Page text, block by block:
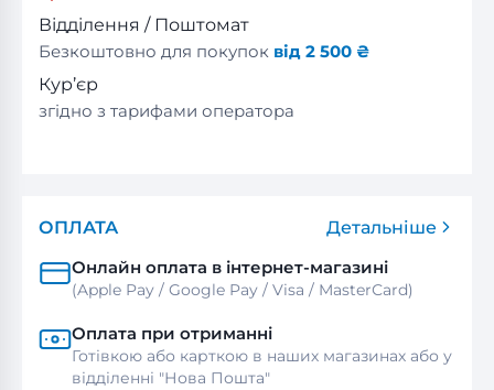
Відділення / Поштомат
Безкоштовно для покупок від 2 500 ₴
Кур’єр
згідно з тарифами оператора
ОПЛАТА
Детальніше
Онлайн оплата в інтернет-магазині
(Apple Pay / Google Pay / Visa / MasterСard)
Оплата при отриманні
Готівкою або карткою в наших магазинах або у
відділенні "Нова Пошта"